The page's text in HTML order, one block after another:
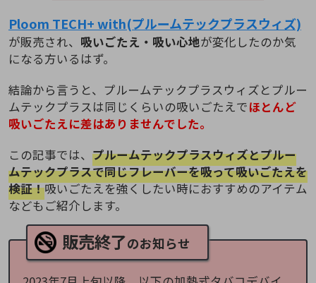
Ploom TECH+ with(プルームテックプラスウィズ)
が販売され、 吸いごたえ・吸い心地が変化したのか気
になる方いるはず。
結論から言うと、プルームテックプラスウィズとプルー
ムテックプラスは同じくらいの吸いごたえでほとんど
吸いごたえに差はありませんでした。
この記事では、 プルームテックプラスウィズとプルー
ムテックプラスで同じフレーバーを吸って吸いごたえを
検証！吸いごたえを強くしたい時におすすめのアイテム
などもご紹介します。
販売終了のお知らせ